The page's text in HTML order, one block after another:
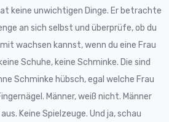
keine unwichtigen Dinge. Er betrachte
an sich selbst und überprüfe, ob du
wachsen kannst, wenn du eine Frau
Schuhe, keine Schminke. Die sind
Schminke hübsch, egal welche Frau
Männer, weiß nicht. Männer
Keine Spielzeuge. Und ja, schau